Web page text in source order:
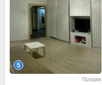
5
Продам